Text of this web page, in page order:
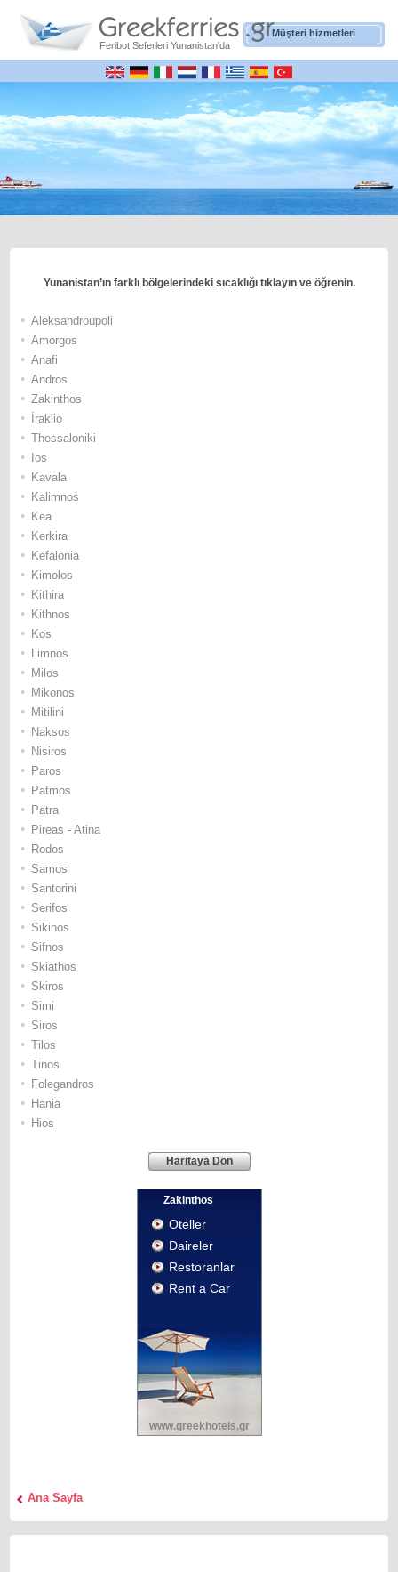
Feribot Seferleri Yunanistan'da
Müşteri hizmetleri
Yunanistan’ın farklı bölgelerindeki sıcaklığı tıklayın ve öğrenin.
• Αleksandroupoli
• Αmorgos
• Αnafi
• Andros
• Ζakinthos
• İraklio
• Thessaloniki
• Ios
• Κavala
• Κalimnos
• Κea
• Κerkira
• Κefalonia
• Κimolos
• Κithira
• Κithnos
• Κos
• Limnos
• Μilos
• Μikonos
• Μitilini
• Νaksos
• Νisiros
• Paros
• Patmos
• Patra
• Pireas - Atina
• Rodos
• Samos
• Santorini
• Serifos
• Sikinos
• Sifnos
• Skiathos
• Skiros
• Simi
• Siros
• Tilos
• Τinos
• Folegandros
• Hania
• Hios
Haritaya Dön
Ζakinthos
Oteller
Daireler
Restoranlar
Rent a Car
www.greekhotels.gr
Αna Sayfa